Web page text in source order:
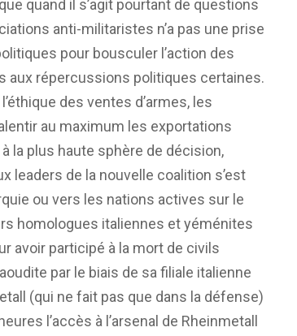
quand il s’agit pourtant de questions
anti-militaristes n’a pas une prise
pour bousculer l’action des
aux répercussions politiques certaines.
des ventes d’armes, les
au maximum les exportations
la plus haute sphère de décision,
leaders de la nouvelle coalition s’est
ou vers les nations actives sur le
homologues italiennes et yéménites
avoir participé à la mort de civils
par le biais de sa filiale italienne
(qui ne fait pas que dans la défense)
l’accès à l’arsenal de Rheinmetall